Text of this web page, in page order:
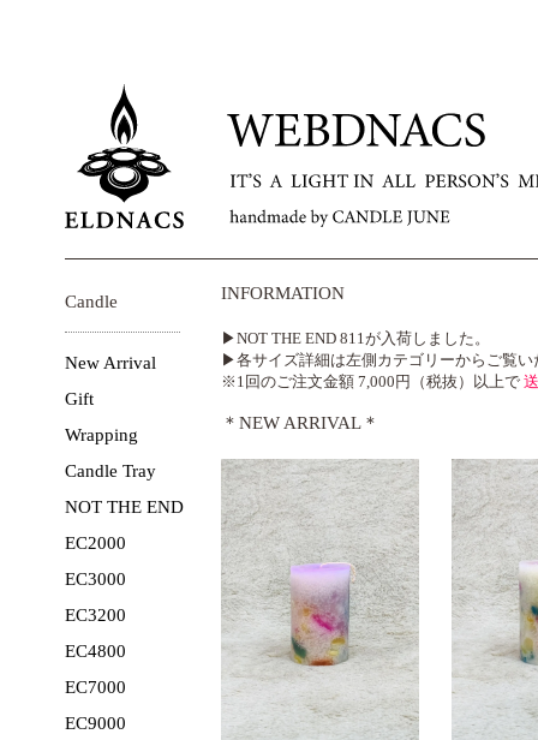
Candle
New Arrival
Gift
Wrapping
Candle Tray
NOT THE END
EC2000
EC3000
EC3200
EC4800
EC7000
EC9000
INFORMATION
▶NOT THE END 811が入荷しました。
▶各サイズ詳細は左側カテゴリーからご覧い
※1回のご注文金額 7,000円（税抜）以上で
＊NEW ARRIVAL＊